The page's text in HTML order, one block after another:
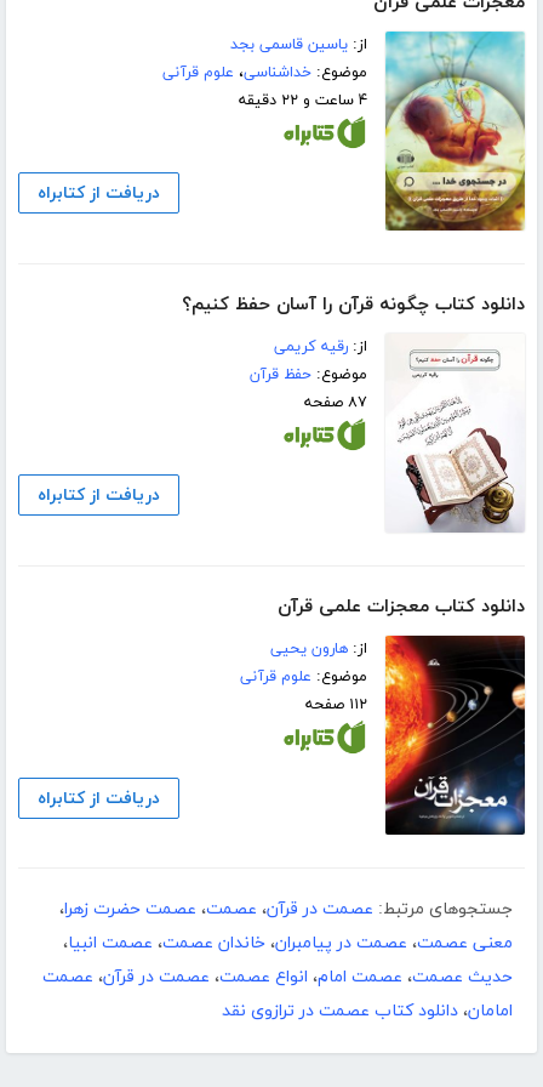
از:یاسین قاسمی بجد
موضوع:خداشناسی، علوم قرآنی
۴ ساعت و ۲۲ دقیقه
دریافت از کتابراه
دانلود کتاب چگونه قرآن را آسان حفظ کنیم؟
از:رقیه کریمی
موضوع:حفظ قرآن
۸۷ صفحه
دریافت از کتابراه
دانلود کتاب معجزات علمی قرآن
از:هارون یحیی
موضوع: علوم قرآنی
۱۱۲ صفحه
دریافت از کتابراه
جستجوهای مرتبط: عصمت در قرآن، عصمت، عصمت حضرت زهرا،
معنی عصمت، عصمت در پیامبران، خاندان عصمت، عصمت انبیا،
حدیث عصمت، عصمت امام، انواع عصمت، عصمت در قرآن، عصمت
امامان، دانلود کتاب عصمت در ترازوی نقد